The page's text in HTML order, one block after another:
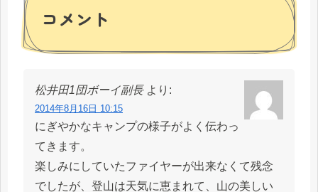
コメント
松井田1団ボーイ副長 より:
2014年8月16日 10:15
にぎやかなキャンプの様子がよく伝わっ
てきます。
楽しみにしていたファイヤーが出来なくて残念
でしたが、登山は天気に恵まれて、山の美しい